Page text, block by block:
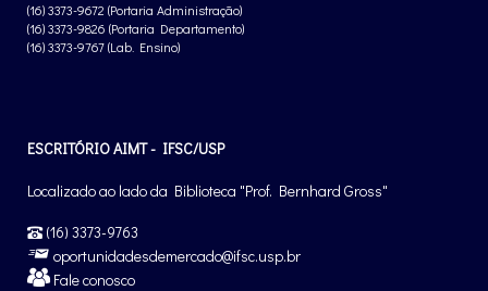
(16) 3373-9672 (Portaria Administração)
(16) 3373-9826 (Portaria Departamento)
(16) 3373-9767 (Lab. Ensino)
ESCRITÓRIO AIMT - IFSC/USP
Localizado ao lado da Biblioteca "Prof. Bernhard Gross"
(16) 3373-9763
oportunidadesdemercado@ifsc.usp.br
Fale conosco